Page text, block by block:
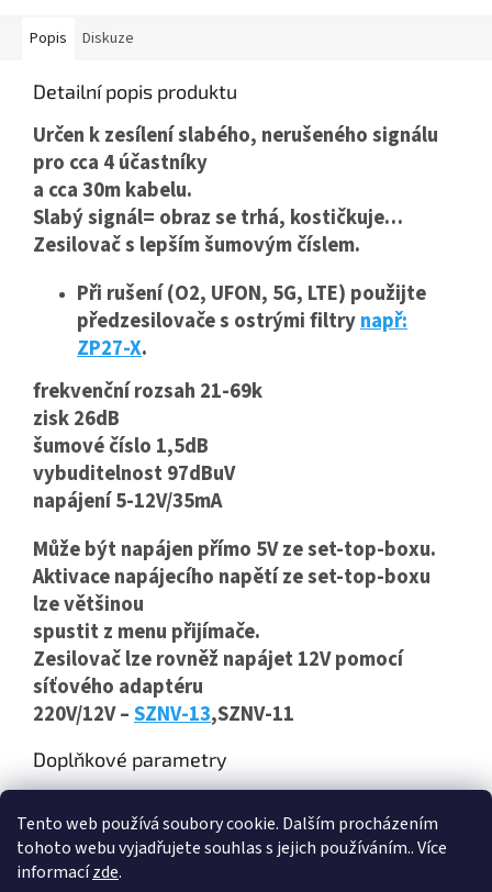
Tento web používá soubory cookie. Dalším procházením
tohoto webu vyjadřujete souhlas s jejich používáním.. Více
informacízde.
Popis Diskuze
Detailní popis produktu
Určen k zesílení slabého, nerušeného signálu
pro cca 4 účastníky
a cca 30m kabelu.
Slabý signál= obraz se trhá, kostičkuje…
Zesilovač s lepším šumovým číslem.
Při rušení (O2, UFON, 5G, LTE) použijte
předzesilovače s ostrými filtrynapř:
ZP27-X.
frekvenční rozsah 21-69k
zisk 26dB
šumové číslo 1,5dB
vybuditelnost 97dBuV
napájení 5-12V/35mA
Může být napájen přímo 5V ze set-top-boxu.
Aktivace napájecího napětí ze set-top-boxu
lze většinou
spustit z menu přijímače.
Zesilovač lze rovněž napájet 12V pomocí
síťového adaptéru
220V/12V –SZNV-13,SZNV-11
Doplňkové parametry
Hmotnost
1.5 kg